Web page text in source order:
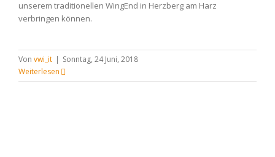
unserem traditionellen WingEnd in Herzberg am Harz
verbringen können.
Von vwi_it | Sonntag, 24 Juni, 2018
Weiterlesen